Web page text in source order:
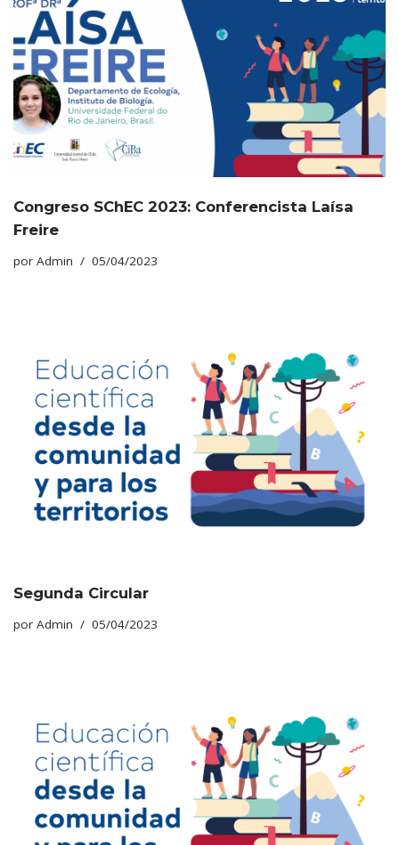
Congreso SChEC 2023: Conferencista Laísa
Freire
por Admin 05/04/2023
Segunda Circular
por Admin 05/04/2023